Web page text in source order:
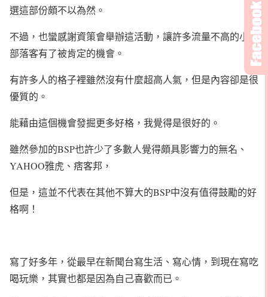
選這部份頗不以為然。
不過，也蠻感謝資策會舉辦這活動，讓許多流量不高的小小
部落客有了被肯定的機會。
有許多人的格子裡雖然沒有什麼超高人氣，但是內容卻是很
優質的。
能藉由這個機會發掘更多好格，我覺得是很好的。
雖然參加的BSP也許少了多數人覺得頗具影響力的無名、
YAHOO雅虎、痞客邦，
但是，這並不代表在其他不算大的BSP中沒有值得鼓勵的好
格啊！
寫了好多年，從最早在新聞台寫生活、寫心情，到現在寫吃
喝玩樂，其實也都是因為自己喜歡而已。